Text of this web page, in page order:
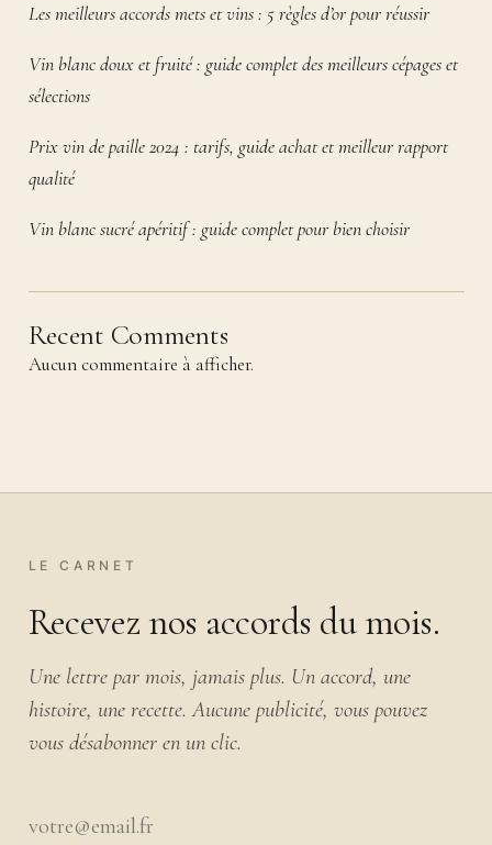
Les meilleurs accords mets et vins : 5 règles d’or pour réussir
Vin blanc doux et fruité : guide complet des meilleurs cépages et
sélections
Prix vin de paille 2024 : tarifs, guide achat et meilleur rapport
qualité
Vin blanc sucré apéritif : guide complet pour bien choisir
Recent Comments
Aucun commentaire à afficher.
LE CARNET
Recevez nos accords du mois.
Une lettre par mois, jamais plus. Un accord, une
histoire, une recette. Aucune publicité, vous pouvez
vous désabonner en un clic.